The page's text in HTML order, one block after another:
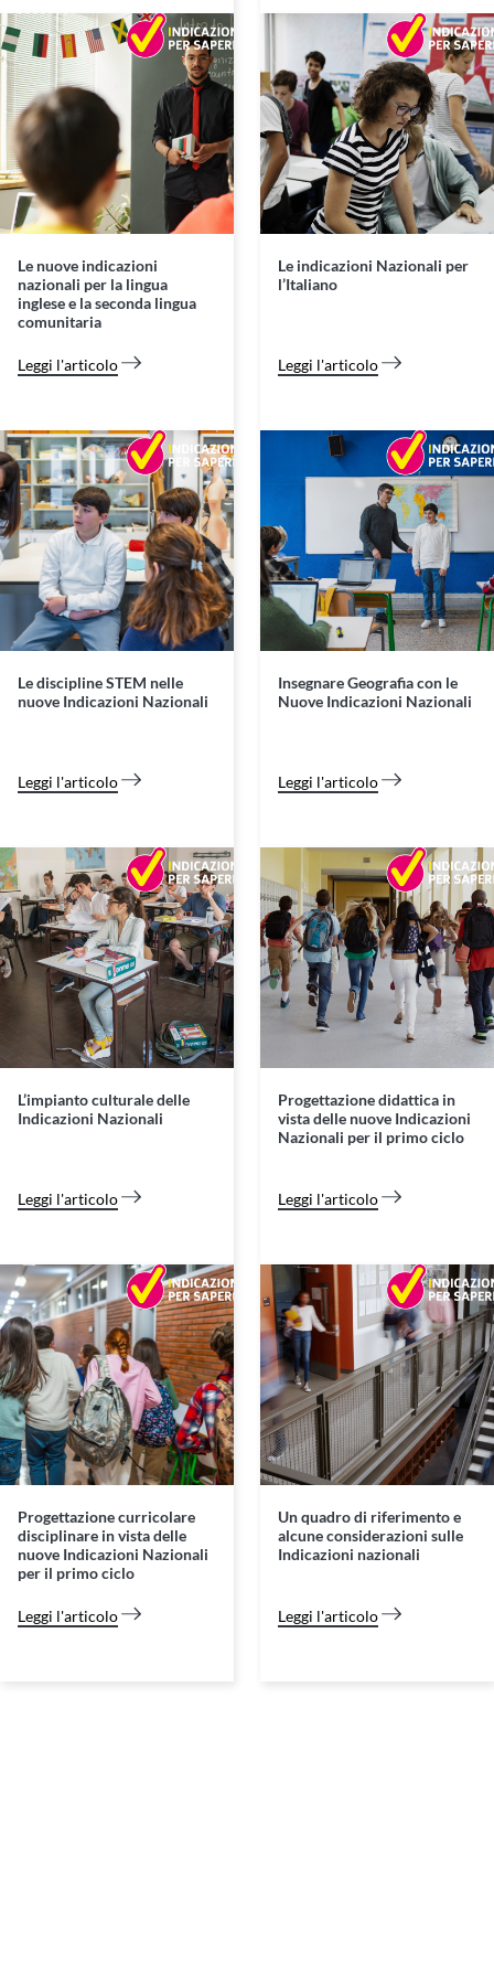
Le nuove indicazioni
nazionali per la lingua
inglese e la seconda lingua
comunitaria
Leggi l'articolo
Le indicazioni Nazionali per
l’Italiano
Leggi l'articolo
Le discipline STEM nelle
nuove Indicazioni Nazionali
Leggi l'articolo
Insegnare Geografia con le
Nuove Indicazioni Nazionali
Leggi l'articolo
L’impianto culturale delle
Indicazioni Nazionali
Leggi l'articolo
Progettazione didattica in
vista delle nuove Indicazioni
Nazionali per il primo ciclo
Leggi l'articolo
Progettazione curricolare
disciplinare in vista delle
nuove Indicazioni Nazionali
per il primo ciclo
Leggi l'articolo
Un quadro di riferimento e
alcune considerazioni sulle
Indicazioni nazionali
Leggi l'articolo